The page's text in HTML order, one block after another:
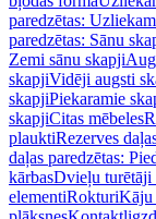
paredzētas:
paredzētas: Sānu
Zemi sānu skapji
skapjiVidēji augsti
skapjiPiekaramie
skapjiCitas mēbeles
plauktiRezerves
daļas paredzētas:
kārbasDvieļu turētāji
elementiRokturiKāju